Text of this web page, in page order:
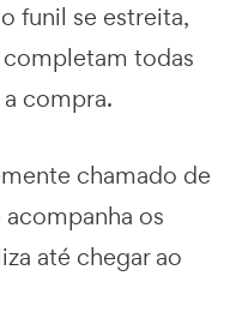
funil se estreita,
todas
compra.
chamado de
os
até chegar ao